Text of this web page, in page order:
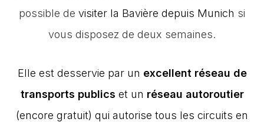
possible de visiter la Bavière depuis Munich si
vous disposez de deux semaines.
Elle est desservie par un excellent réseau de
transports publics et un réseau autoroutier
(encore gratuit) qui autorise tous les circuits en